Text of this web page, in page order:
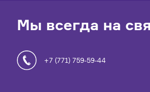
Мы всегда на
+7 (771) 759-59-44